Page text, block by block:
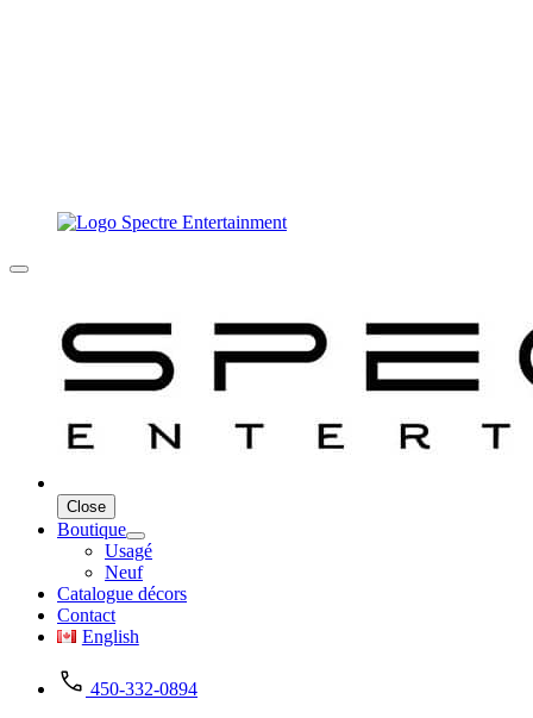
Close
Boutique
Usagé
Neuf
Catalogue décors
Contact
English
450-332-0894